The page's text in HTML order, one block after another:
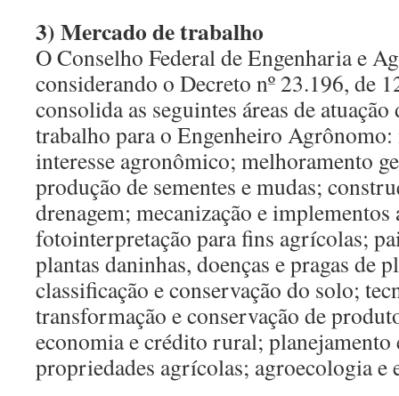
3) Mercado de trabalho
O Conselho Federal de Engenharia e
considerando o Decreto nº 23.196, de
consolida as seguintes áreas de
trabalho para o Engenheiro
interesse agronômico; melhoramento
produção de sementes e mudas;
drenagem; mecanização e
fotointerpretação para fins agrícolas;
plantas daninhas, doenças e pragas de
classificação e conservação do solo;
transformação e conservação de
economia e crédito rural; planejamento
propriedades agrícolas; agroecologia e